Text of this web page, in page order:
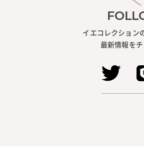
イエコレクション
最新情報を